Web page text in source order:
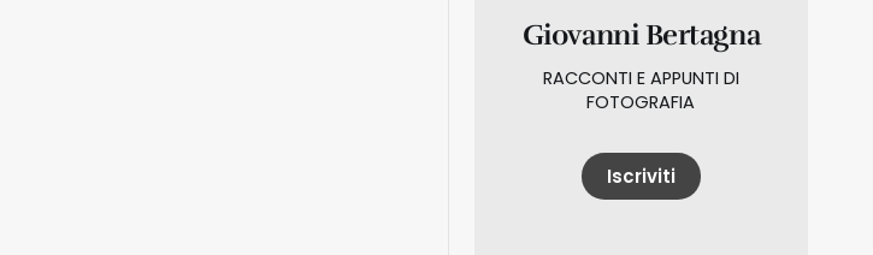
Giovanni Bertagna
RACCONTI E APPUNTI DI
FOTOGRAFIA
Iscriviti